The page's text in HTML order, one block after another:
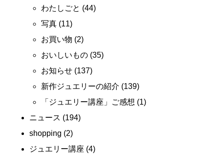
わたしごと (44)
写真 (11)
お買い物 (2)
おいしいもの (35)
お知らせ (137)
新作ジュエリーの紹介 (139)
「ジュエリー講座」ご感想 (1)
ニュース (194)
shopping (2)
ジュエリー講座 (4)